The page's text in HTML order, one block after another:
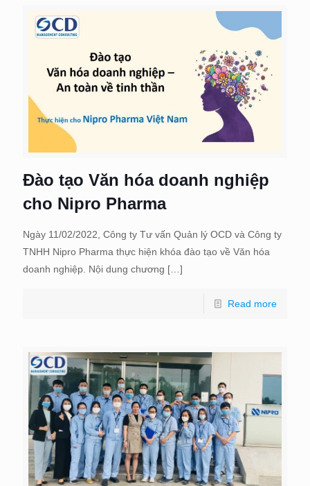
Đào tạo Văn hóa doanh nghiệp
cho Nipro Pharma
Ngày 11/02/2022, Công ty Tư vấn Quản lý OCD và Công ty
TNHH Nipro Pharma thực hiện khóa đào tạo về Văn hóa
doanh nghiệp. Nội dung chương […]
Read more